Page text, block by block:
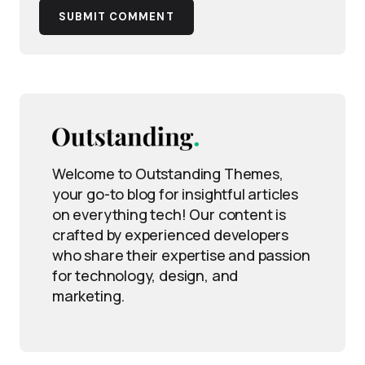
SUBMIT COMMENT
Welcome to Outstanding Themes,
your go-to blog for insightful articles
on everything tech! Our content is
crafted by experienced developers
who share their expertise and passion
for technology, design, and
marketing.